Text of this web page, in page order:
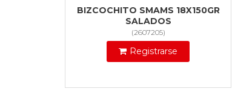
BIZCOCHITO SMAMS 18X150GR
SALADOS
(2607205)
Registrarse